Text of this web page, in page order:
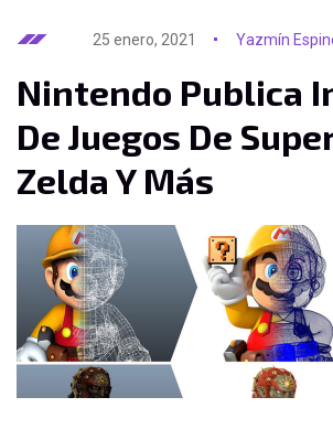
25 enero, 2021 Yazmín
Nintendo Publica
De Juegos De
Zelda Y Más